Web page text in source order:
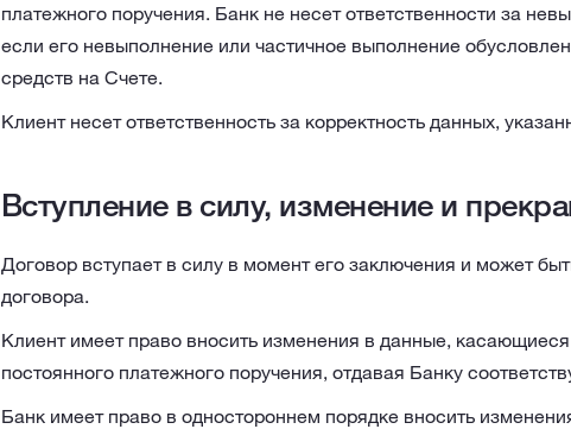
платежного поручения. Банк не несет ответственности за
если его невыполнение или частичное выполнение
средств на Счете.
Клиент несет ответственность за корректность данных,
Вступление в силу, изменение и
Договор вступает в силу в момент его заключения и может
договора.
Клиент имеет право вносить изменения в данные,
постоянного платежного поручения, отдавая Банку
Банк имеет право в одностороннем порядке вносить